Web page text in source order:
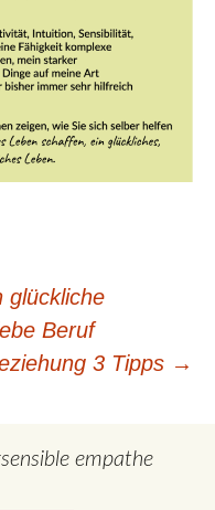
glückliche
Beruf
3 Tipps →
empathe